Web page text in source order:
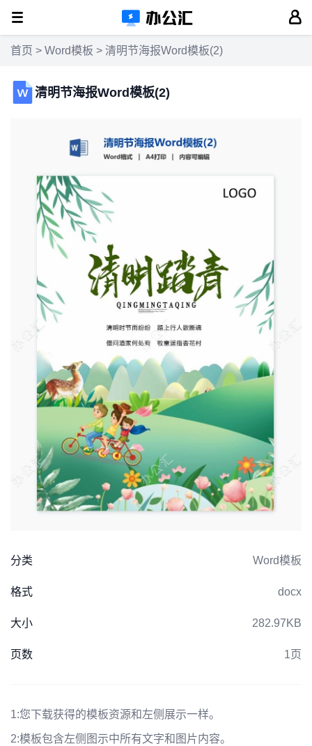
首页 > Word模板 > 清明节海报Word模板(2)
清明节海报Word模板(2)
分类 Word模板
格式 docx
大小 282.97KB
页数 1页
1:您下载获得的模板资源和左侧展示一样。
2:模板包含左侧图示中所有文字和图片内容。